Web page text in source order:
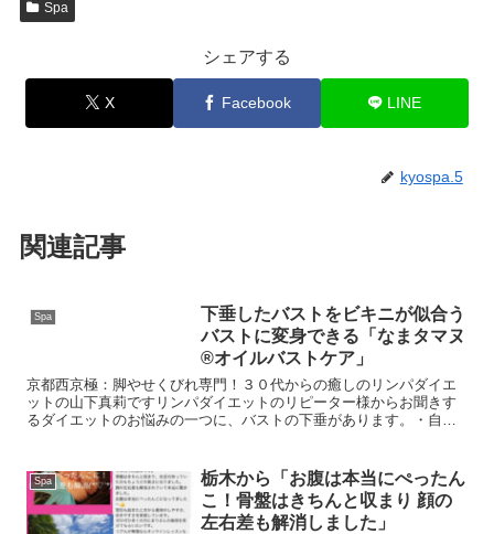
Spa
シェアする
X Facebook LINE
kyospa.5
関連記事
Spa
下垂したバストをビキニが似合う
バストに変身できる「なまタマヌ
®オイルバストケア」
京都西京極：脚やせくびれ専門！３０代からの癒しのリンパダイエ
ットの山下真莉ですリンパダイエットのリピーター様からお聞きす
るダイエットのお悩みの一つに、バストの下垂があります。・自己
Spa
栃木から「お腹は本当にぺったん
こ！骨盤はきちんと収まり 顔の
左右差も解消しました」